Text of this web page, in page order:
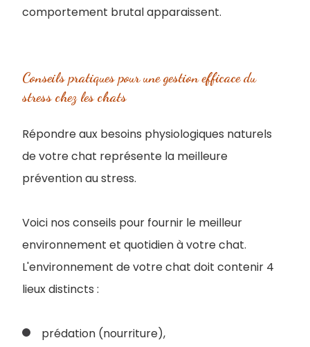
comportement brutal apparaissent.
Conseils pratiques pour une gestion efficace du
stress chez les chats
Répondre aux besoins physiologiques naturels
de votre chat représente la meilleure
prévention au stress.
Voici nos conseils pour fournir le meilleur
environnement et quotidien à votre chat.
L'environnement de votre chat doit contenir 4
lieux distincts :
prédation (nourriture),